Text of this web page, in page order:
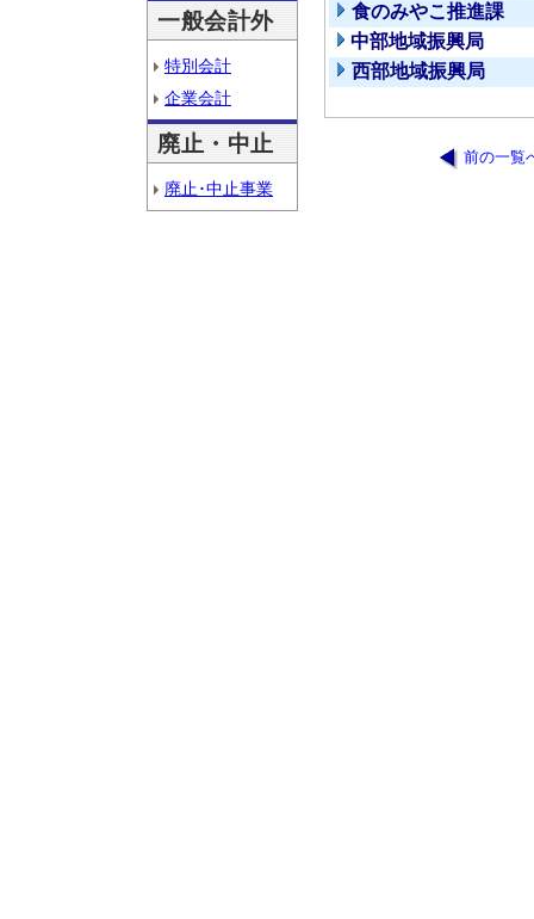
一般会計外
特別会計
企業会計
廃止・中止
廃止･中止事業
食のみやこ推進課
中部地域振興局
西部地域振興局
前の一覧